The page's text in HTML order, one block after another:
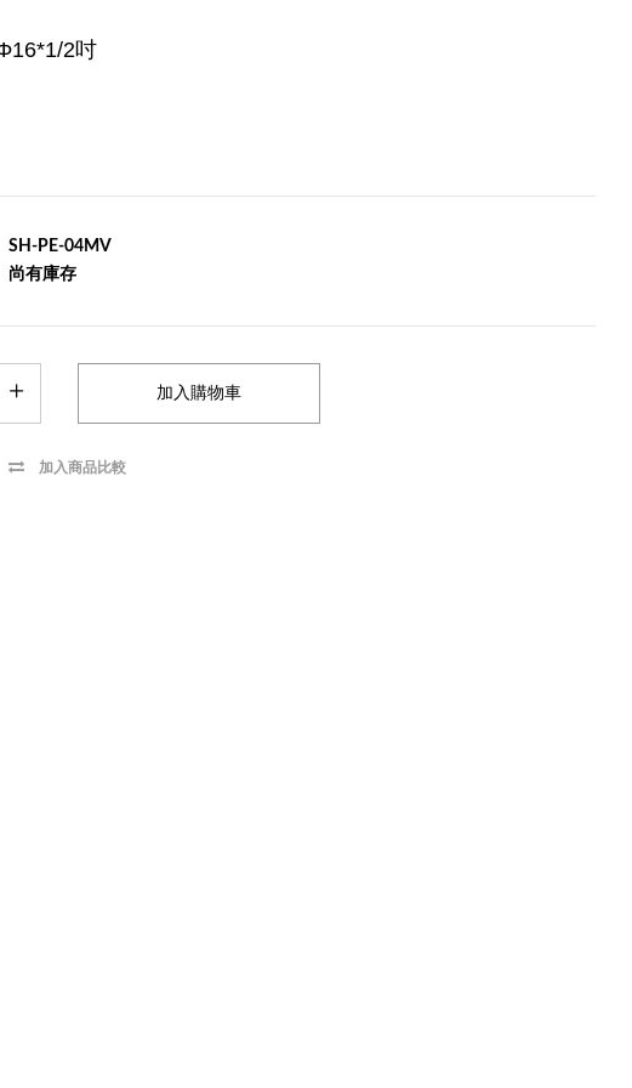
2吋
SH-PE-04MV
尚有庫存
加入商品比較